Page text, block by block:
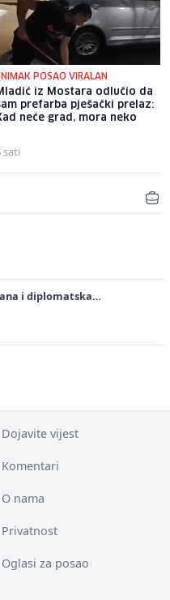
POSAO VIRALAN
iz Mostara odlučio da
prefarba pješački prelaz:
neće grad, mora neko
sati
i diplomatska
Dojavite vijest
Komentari
O nama
Privatnost
Oglasi za posao